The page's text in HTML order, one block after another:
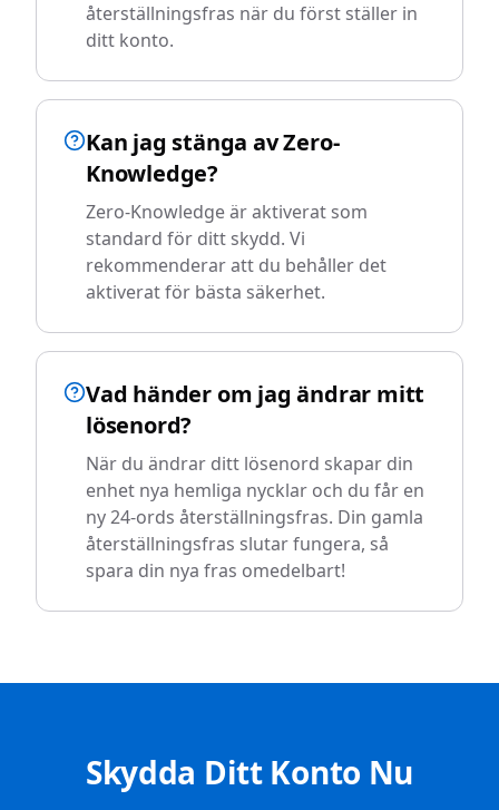
återställningsfras när du först ställer in
ditt konto.
Kan jag stänga av Zero-
Knowledge?
Zero-Knowledge är aktiverat som
standard för ditt skydd. Vi
rekommenderar att du behåller det
aktiverat för bästa säkerhet.
Vad händer om jag ändrar mitt
lösenord?
När du ändrar ditt lösenord skapar din
enhet nya hemliga nycklar och du får en
ny 24-ords återställningsfras. Din gamla
återställningsfras slutar fungera, så
spara din nya fras omedelbart!
Skydda Ditt Konto Nu